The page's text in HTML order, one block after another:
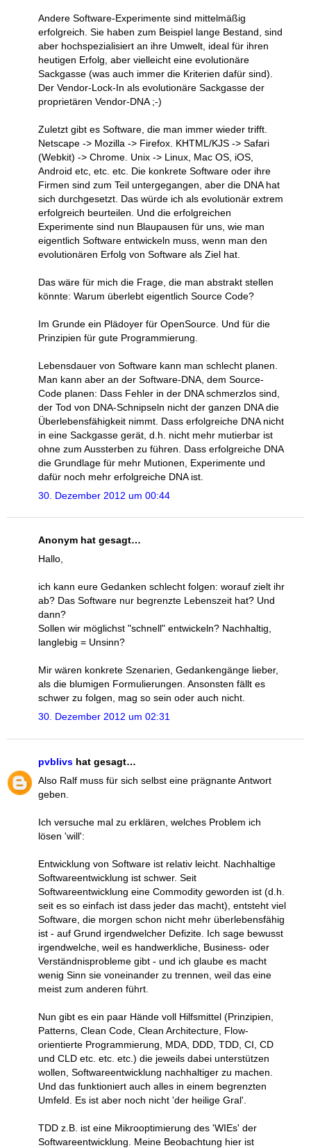
Andere Software-Experimente sind mittelmäßig
erfolgreich. Sie haben zum Beispiel lange Bestand, sind
aber hochspezialisiert an ihre Umwelt, ideal für ihren
heutigen Erfolg, aber vielleicht eine evolutionäre
Sackgasse (was auch immer die Kriterien dafür sind).
Der Vendor-Lock-In als evolutionäre Sackgasse der
proprietären Vendor-DNA ;-)
Zuletzt gibt es Software, die man immer wieder trifft.
Netscape -> Mozilla -> Firefox. KHTML/KJS -> Safari
(Webkit) -> Chrome. Unix -> Linux, Mac OS, iOS,
Android etc, etc. etc. Die konkrete Software oder ihre
Firmen sind zum Teil untergegangen, aber die DNA hat
sich durchgesetzt. Das würde ich als evolutionär extrem
erfolgreich beurteilen. Und die erfolgreichen
Experimente sind nun Blaupausen für uns, wie man
eigentlich Software entwickeln muss, wenn man den
evolutionären Erfolg von Software als Ziel hat.
Das wäre für mich die Frage, die man abstrakt stellen
könnte: Warum überlebt eigentlich Source Code?
Im Grunde ein Plädoyer für OpenSource. Und für die
Prinzipien für gute Programmierung.
Lebensdauer von Software kann man schlecht planen.
Man kann aber an der Software-DNA, dem Source-
Code planen: Dass Fehler in der DNA schmerzlos sind,
der Tod von DNA-Schnipseln nicht der ganzen DNA die
Überlebensfähigkeit nimmt. Dass erfolgreiche DNA nicht
in eine Sackgasse gerät, d.h. nicht mehr mutierbar ist
ohne zum Aussterben zu führen. Dass erfolgreiche DNA
die Grundlage für mehr Mutionen, Experimente und
dafür noch mehr erfolgreiche DNA ist.
30. Dezember 2012 um 00:44
Anonym hat gesagt…
Hallo,
ich kann eure Gedanken schlecht folgen: worauf zielt ihr
ab? Das Software nur begrenzte Lebenszeit hat? Und
dann?
Sollen wir möglichst "schnell" entwickeln? Nachhaltig,
langlebig = Unsinn?
Mir wären konkrete Szenarien, Gedankengänge lieber,
als die blumigen Formulierungen. Ansonsten fällt es
schwer zu folgen, mag so sein oder auch nicht.
30. Dezember 2012 um 02:31
pvblivs hat gesagt…
Also Ralf muss für sich selbst eine prägnante Antwort
geben.
Ich versuche mal zu erklären, welches Problem ich
lösen 'will':
Entwicklung von Software ist relativ leicht. Nachhaltige
Softwareentwicklung ist schwer. Seit
Softwareentwicklung eine Commodity geworden ist (d.h.
seit es so einfach ist dass jeder das macht), entsteht viel
Software, die morgen schon nicht mehr überlebensfähig
ist - auf Grund irgendwelcher Defizite. Ich sage bewusst
irgendwelche, weil es handwerkliche, Business- oder
Verständnisprobleme gibt - und ich glaube es macht
wenig Sinn sie voneinander zu trennen, weil das eine
meist zum anderen führt.
Nun gibt es ein paar Hände voll Hilfsmittel (Prinzipien,
Patterns, Clean Code, Clean Architecture, Flow-
orientierte Programmierung, MDA, DDD, TDD, CI, CD
und CLD etc. etc. etc.) die jeweils dabei unterstützen
wollen, Softwareentwicklung nachhaltiger zu machen.
Und das funktioniert auch alles in einem begrenzten
Umfeld. Es ist aber noch nicht 'der heilige Gral'.
TDD z.B. ist eine Mikrooptimierung des 'WIEs' der
Softwareentwicklung. Meine Beobachtung hier ist